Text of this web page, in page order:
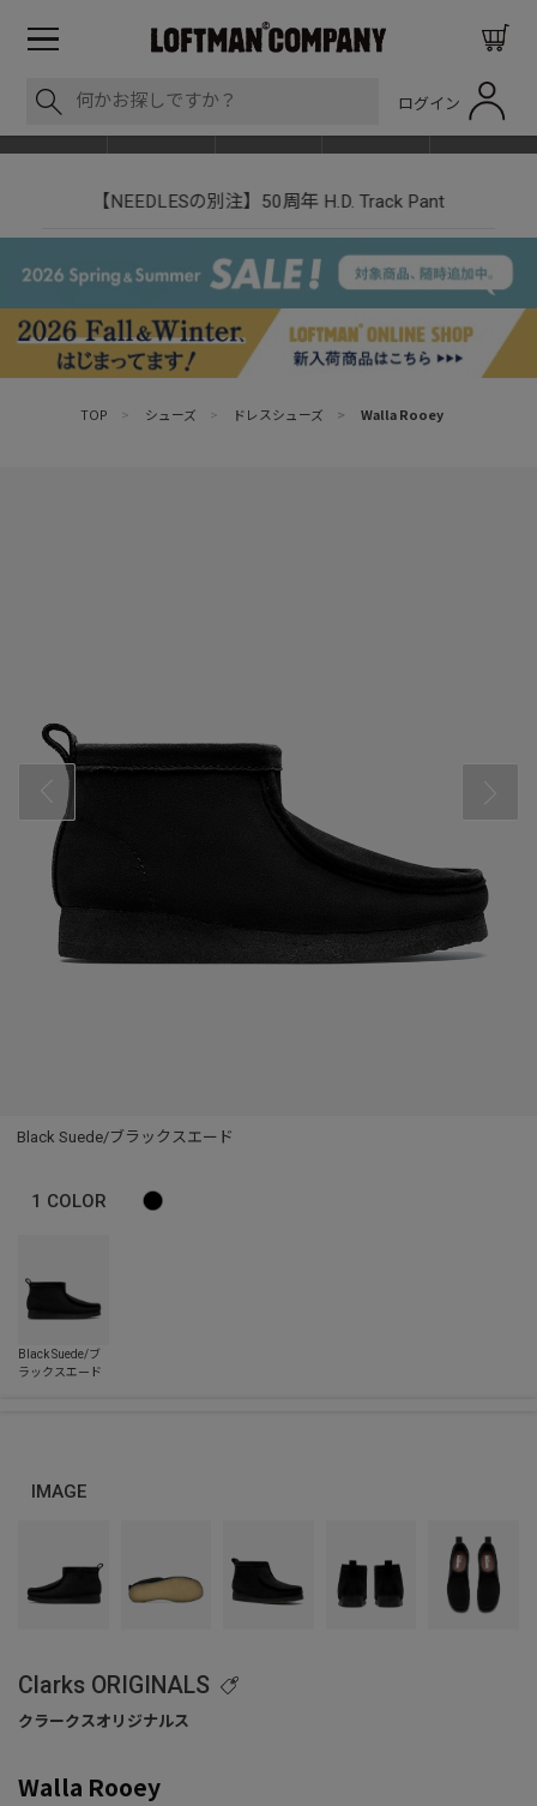
ログイン
【NEEDLESの別注】50周年 H.D. Track Pant
TOP > シューズ > ドレスシューズ > Walla Rooey
Black Suede/ブラックスエード
1 COLOR
IMAGE
Clarks ORIGINALS
Walla Rooey